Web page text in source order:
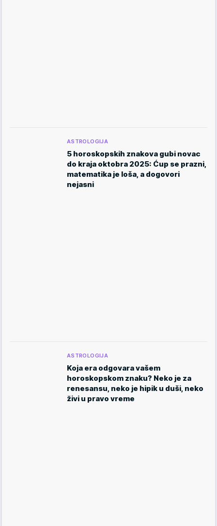
ASTROLOGIJA
5 horoskopskih znakova gubi novac
do kraja oktobra 2025: Ćup se prazni,
matematika je loša, a dogovori
nejasni
ASTROLOGIJA
Koja era odgovara vašem
horoskopskom znaku? Neko je za
renesansu, neko je hipik u duši, neko
živi u pravo vreme